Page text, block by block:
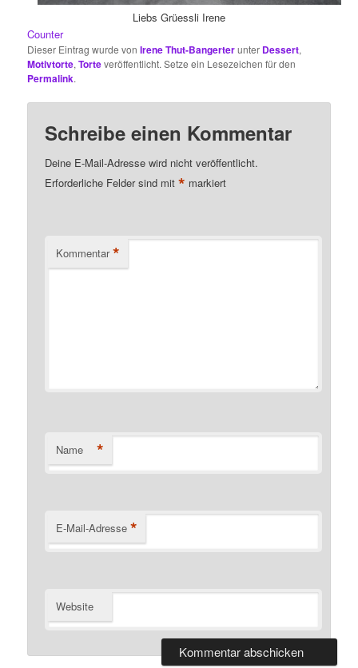
Liebs Grüessli Irene
Counter
Dieser Eintrag wurde vonIrene Thut-Bangerterunter Dessert,
Motivtorte,Torteveröffentlicht. Setze ein Lesezeichen für den
Permalink.
Schreibe einen Kommentar
Deine E-Mail-Adresse wird nicht veröffentlicht.
Erforderliche Felder sind mit* markiert
Kommentar *
Name *
E-Mail-Adresse *
Website